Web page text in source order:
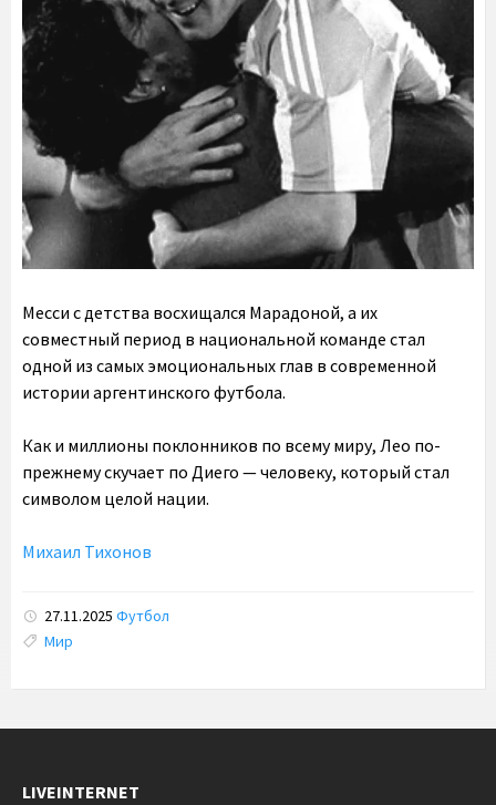
Месси с детства восхищался Марадоной, а их
совместный период в национальной команде стал
одной из самых эмоциональных глав в современной
истории аргентинского футбола.
Как и миллионы поклонников по всему миру, Лео по-
прежнему скучает по Диего — человеку, который стал
символом целой нации.
Михаил Тихонов
27.11.2025 Футбол
Tags:
Мир
LIVEINTERNET